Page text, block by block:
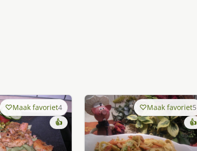
Maak favoriet4
👍
Maak favoriet5
👍